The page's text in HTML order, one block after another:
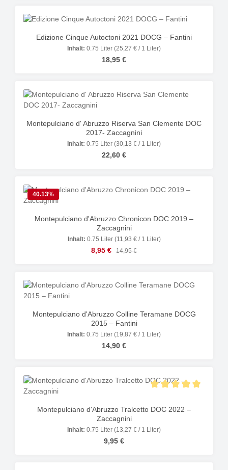
Edizione Cinque Autoctoni 2021 DOCG – Fantini
Inhalt: 0.75 Liter (25,27 € / 1 Liter)
Regulärer Preis:
18,95 €
Montepulciano d' Abruzzo Riserva San Clemente DOC
2017- Zaccagnini
Inhalt: 0.75 Liter (30,13 € / 1 Liter)
Regulärer Preis:
22,60 €
40.13%
Montepulciano d'Abruzzo Chronicon DOC 2019 –
Zaccagnini
Inhalt: 0.75 Liter (11,93 € / 1 Liter)
Verkaufspreis:
8,95 € Regulärer Preis:
14,95 €
Montepulciano d'Abruzzo Colline Teramane DOCG
2015 – Fantini
Inhalt: 0.75 Liter (19,87 € / 1 Liter)
Regulärer Preis:
14,90 €
Montepulciano d'Abruzzo Tralcetto DOC 2022 –
Zaccagnini
Inhalt: 0.75 Liter (13,27 € / 1 Liter)
Regulärer Preis:
9,95 €